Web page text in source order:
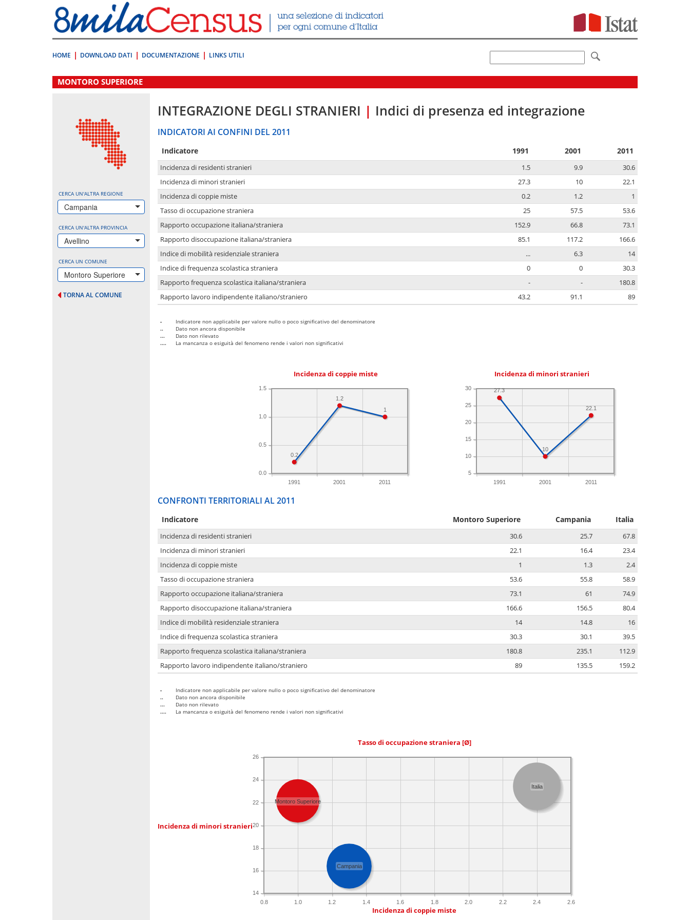
direttamente
a:
Contenuto
HOME DOWNLOAD DATI DOCUMENTAZIONE LINKS UTILI
.
MONTORO SUPERIORE
CERCA UN'ALTRA REGIONE
Campania
CERCA UN'ALTRA PROVINCIA
Avellino
CERCA UN COMUNE
Montoro Superiore
TORNA AL COMUNE
INTEGRAZIONE DEGLI STRANIERI | Indici di presenza ed integrazione
INDICATORI AI CONFINI DEL 2011
Indicatore 1991 2001 2011
Incidenza di residenti stranieri 1.5 9.9
30.6
Incidenza di minori stranieri
27.3 10
22.1
Incidenza di coppie miste
0.2 1.2
1
Tasso di occupazione straniera
25 57.5
53.6
Rapporto occupazione italiana/straniera
152.9 66.8
73.1
Rapporto disoccupazione italiana/straniera
85.1 117.2
166.6
Indice di mobilità residenziale straniera
... 6.3
14
Indice di frequenza scolastica straniera
0 0
30.3
Rapporto frequenza scolastica italiana/straniera
- -
180.8
Rapporto lavoro indipendente italiano/straniero
43.2 91.1 89
-
Indicatore non applicabile per valore nullo o poco significativo del denominatore
..
Dato non ancora disponibile
...
Dato non rilevato
....
La mancanza o esiguità del fenomeno rende i valori non significativi
Incidenza di coppie miste
1991 2001 2011
0.0
0.5
1.0
1.5
1
1.2
0.2
Incidenza di minori stranieri
1991 2001 2011
5
10
15
20
25
30
22.1
10
27.3
CONFRONTI TERRITORIALI AL 2011
Indicatore Montoro Superiore Campania Italia
Incidenza di residenti stranieri 30.6 25.7
67.8
Incidenza di minori stranieri
22.1 16.4
23.4
Incidenza di coppie miste
1 1.3
2.4
Tasso di occupazione straniera
53.6 55.8
58.9
Rapporto occupazione italiana/straniera
73.1 61
74.9
Rapporto disoccupazione italiana/straniera
166.6 156.5
80.4
Indice di mobilità residenziale straniera
14 14.8
16
Indice di frequenza scolastica straniera
30.3 30.1
39.5
Rapporto frequenza scolastica italiana/straniera
180.8 235.1
112.9
Rapporto lavoro indipendente italiano/straniero
89 135.5 159.2
-
Indicatore non applicabile per valore nullo o poco significativo del denominatore
..
Dato non ancora disponibile
...
Dato non rilevato
....
La mancanza o esiguità del fenomeno rende i valori non significativi
Tasso di occupazione straniera [Ø]
Incidenza di minori stranieri
0.8 1.0 1.2 1.4 1.6 1.8 2.0 2.2 2.4 2.6
14
16
18
20
22
24
26
Italia
Campania
Montoro Superiore
Incidenza di coppie miste